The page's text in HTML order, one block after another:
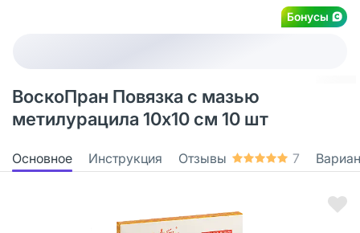
Бонусы
ВоскоПран Повязка с мазью
метилурацила 10х10 см 10 шт
Основное Инструкция Отзывы 7